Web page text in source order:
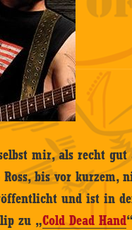
mir, als recht
Ross, bis vor kurzem,
und ist in
zu „Cold Dead Hand